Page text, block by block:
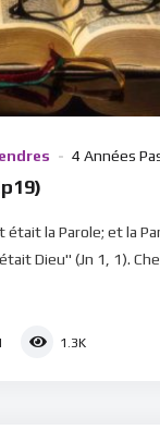
4 Années
la Parole; et la
Dieu" (Jn 1, 1).
1.3K